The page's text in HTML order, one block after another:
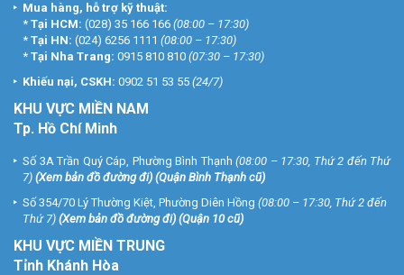
Mua hàng, hỗ trợ kỹ thuật:
* Tại HCM: (028) 35 166 166 (08:00 – 17:30)
* Tại HN: (024) 6256 1111 (08:00 – 17:30)
* Tại Nha Trang: 0915 810 810 (07:30 – 17:30)
Khiếu nại, CSKH: 0902 51 53 55 (24/7)
KHU VỰC MIỀN NAM
Tp. Hồ Chí Minh
Số 3A Trần Quý Cáp, Phường Bình Thạnh (08:00 – 17:30, Thứ 2 đến Thứ
7) (Xem bản đồ đường đi) (Quận Bình Thạnh cũ)
Số 354/70 Lý Thường Kiệt, Phường Diên Hồng (08:00 – 17:30, Thứ 2 đến
Thứ 7) (Xem bản đồ đường đi) (Quận 10 cũ)
KHU VỰC MIỀN TRUNG
Tỉnh Khánh Hòa